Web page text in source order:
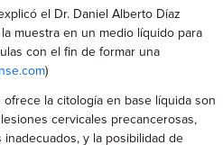
el Dr. Daniel Alberto Díaz
muestra en un medio líquido para
con el fin de formar una
)
la citología en base líquida son
cervicales precancerosas,
y la posibilidad de